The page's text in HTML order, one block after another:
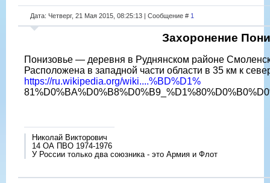
Дата: Четверг, 21 Мая 2015, 08:25:13 | Сообщение # 1
Захоронение
Понизовье — деревня в Руднянском районе
Расположена в западной части области в 35 км к
https://ru.wikipedia.org/wiki....%BD%D1%
Николай Викторович
14 ОА ПВО 1974-1976
У России только два союзника - это Армия и Флот